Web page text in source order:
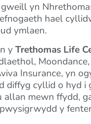
yn
hael
ymlaen.
yTrethomas Life
Insurance, yn
diffyg cyllid o hyd
allan mewn ffydd,
y